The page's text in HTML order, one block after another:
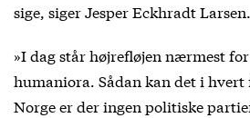
sige, siger Jesper Eckhradt Larsen.
»I dag står højrefløjen nærmest
humaniora. Sådan kan det i
Norge er der ingen politiske